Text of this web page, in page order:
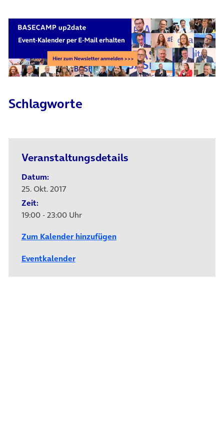
Schlagworte
Veranstaltungsdetails
Datum:
25. Okt. 2017
Zeit:
19:00 - 23:00 Uhr
Zum Kalender hinzufügen
Eventkalender